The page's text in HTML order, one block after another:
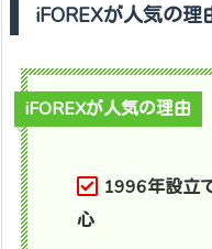
iFOREXが人気の理
iFOREXが人気の理由
1996年設立
心